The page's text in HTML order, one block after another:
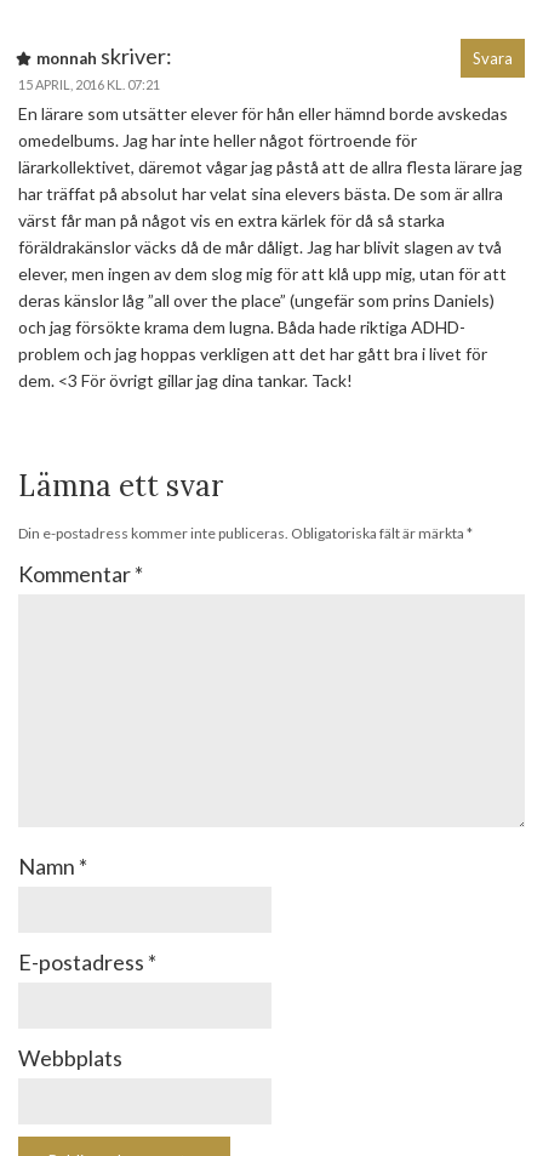
monnah skriver:
15 APRIL, 2016 KL. 07:21
En lärare som utsätter elever för hån eller hämnd borde avskedas
omedelbums. Jag har inte heller något förtroende för
lärarkollektivet, däremot vågar jag påstå att de allra flesta lärare jag
har träffat på absolut har velat sina elevers bästa. De som är allra
värst får man på något vis en extra kärlek för då så starka
föräldrakänslor väcks då de mår dåligt. Jag har blivit slagen av två
elever, men ingen av dem slog mig för att klå upp mig, utan för att
deras känslor låg ”all over the place” (ungefär som prins Daniels)
och jag försökte krama dem lugna. Båda hade riktiga ADHD-
problem och jag hoppas verkligen att det har gått bra i livet för
dem. <3 För övrigt gillar jag dina tankar. Tack!
Svara
Lämna ett svar
Din e-postadress kommer inte publiceras. Obligatoriska fält är märkta *
Kommentar*
Namn *
E-postadress *
Webbplats